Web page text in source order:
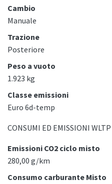
Cambio
Manuale
Trazione
Posteriore
Peso a vuoto
1.923 kg
Classe emissioni
Euro 6d-temp
CONSUMI ED EMISSIONI WLTP
Emissioni CO2 ciclo misto
280,00 g/km
Consumo carburante Misto